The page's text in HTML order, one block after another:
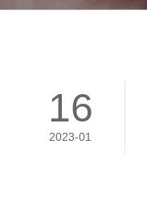
16
2023-01